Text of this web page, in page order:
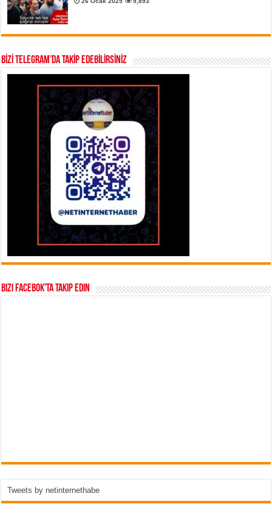
BİZİ TELEGRAM’DA TAKİP EDEBİLİRSİNİZ
Bizi Facebok’ta takip edin
Tweets by netinternethabe